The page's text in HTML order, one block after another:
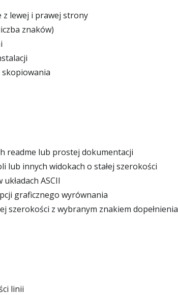
lewej i prawej strony
znaków)
readme lub prostej dokumentacji
innych widokach o stałej szerokości
ASCII
graficznego wyrównania
szerokości z wybranym znakiem dopełnienia
linii